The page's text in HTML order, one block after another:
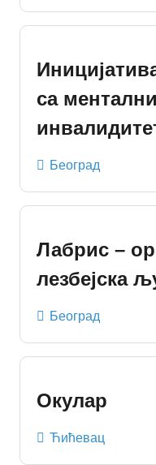
са
Београд
Лабрис –
лезбејска
Београд
Окулар
Ћићевац